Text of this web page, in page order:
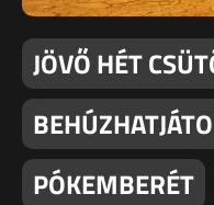
JÖVŐ HÉT
PÓKEMBERÉT